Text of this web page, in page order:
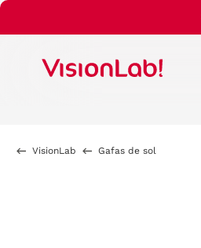
VisionLab Gafas de sol